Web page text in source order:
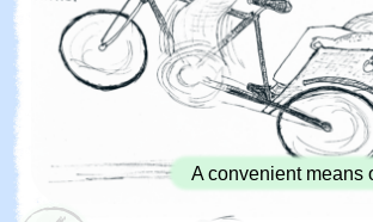
A convenient means